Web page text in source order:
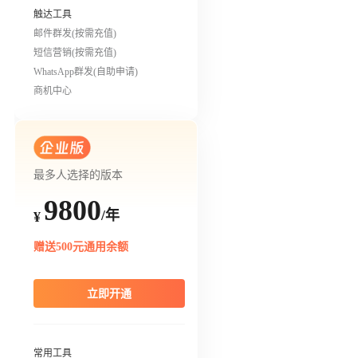
触达工具
邮件群发(按需充值)
短信营销(按需充值)
WhatsApp群发(自助申请)
商机中心
最多人选择的版本
¥ 9800/年
赠送500元通用余额
立即开通
常用工具